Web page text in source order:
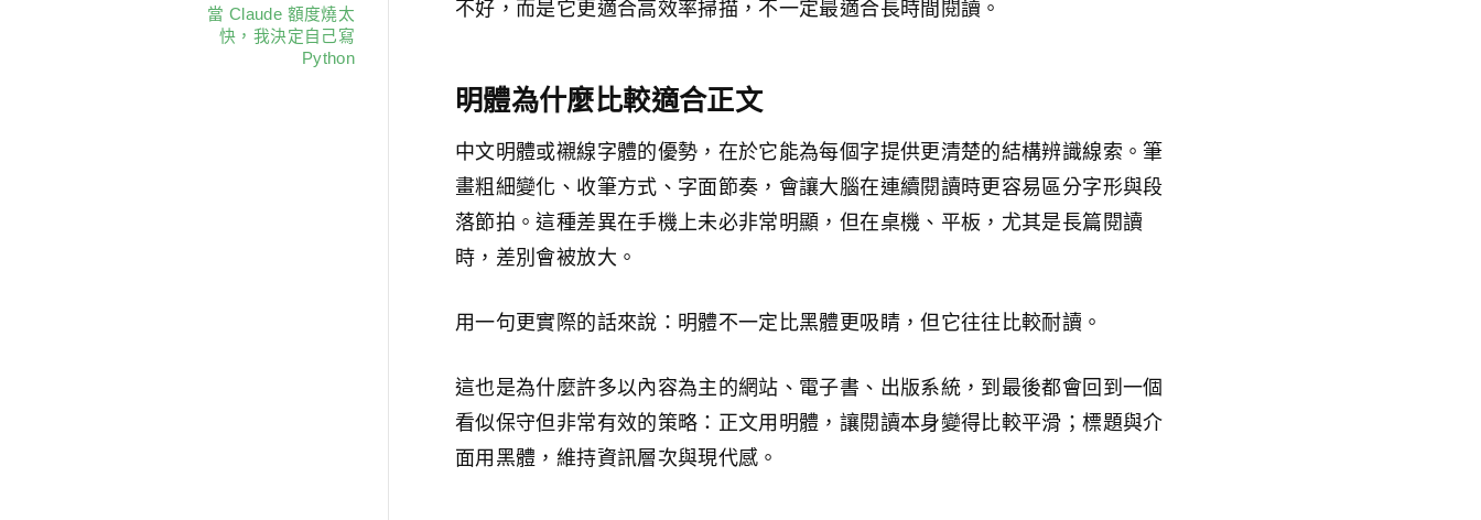
當 Claude 額度燒太
快，我決定自己寫
Python
不好，而是它更適合高效率掃描，不一定最適合長時間閱讀。
明體為什麼比較適合正文
中文明體或襯線字體的優勢，在於它能為每個字提供更清楚的結構辨識線索。筆
畫粗細變化、收筆方式、字面節奏，會讓大腦在連續閱讀時更容易區分字形與段
落節拍。這種差異在手機上未必非常明顯，但在桌機、平板，尤其是長篇閱讀
時，差別會被放大。
用一句更實際的話來說：明體不一定比黑體更吸睛，但它往往比較耐讀。
這也是為什麼許多以內容為主的網站、電子書、出版系統，到最後都會回到一個
看似保守但非常有效的策略：正文用明體，讓閱讀本身變得比較平滑；標題與介
面用黑體，維持資訊層次與現代感。